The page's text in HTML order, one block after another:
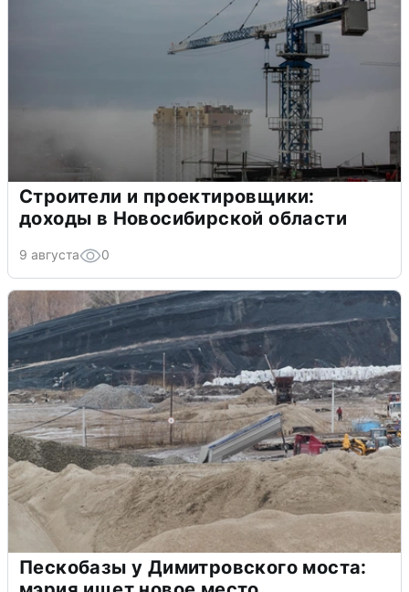
Строители и проектировщики:
доходы в Новосибирской области
9 августа 0
Пескобазы у Димитровского моста: